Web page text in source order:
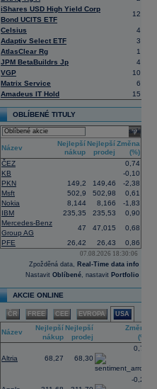
iShares USD High Yield Corp
Bond UCITS ETF
12
Celsius
4
Adaptiv Select ETF
3
AtlasClear Rg
1
JPM BetaBuildrs Jp
4
VGP
10
Matrix Service
6
Amadeus IT Hold
15
OBLÍBENÉ TITULY
select
Název
Nejlepší
nákup
Nejlepší
prodej
Změna
(%)
ČEZ
0,74
KB
-0,10
PKN
149,2 149,46
-2,38
Msft
502,9 502,98
0,61
Nokia
8,144 8,166
-1,83
IBM
235,35 235,53
0,90
Mercedes-Benz
Group AG
47 47,015
0,68
PFE
26,42 26,43 0,86
07.08.2026 18:30:06
Zpožděná data, Real-Time data info
Nastavit Oblíbené, nastavit Portfolio
AKCIE ONLINE
ČR FREE CEE EVROPA USA
Název
Nejlepší
nákup
Nejlepší
prodej
Změna
(%)
Altria 68,27 68,30
0,77
-0,24